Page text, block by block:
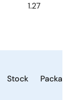
1.27
Stock Package